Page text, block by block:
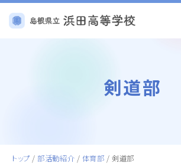
剣道部
トップ /部活動紹介 / 体育部 /剣道部